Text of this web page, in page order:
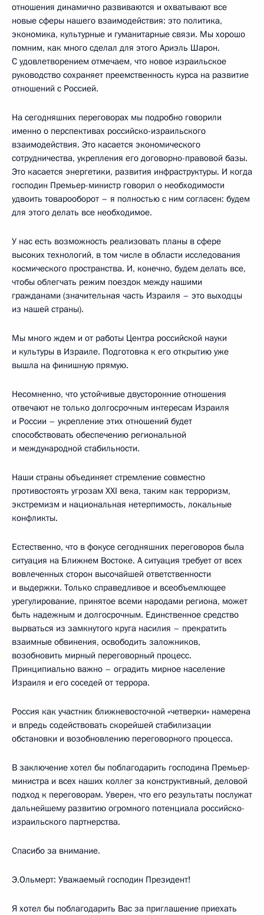
отношения динамично развиваются и охватывают все
новые сферы нашего взаимодействия: это политика,
экономика, культурные и гуманитарные связи. Мы хорошо
помним, как много сделал для этого Ариэль Шарон.
С удовлетворением отмечаем, что новое израильское
руководство сохраняет преемственность курса на развитие
отношений с Россией.
На сегодняшних переговорах мы подробно говорили
именно о перспективах российско-израильского
взаимодействия. Это касается экономического
сотрудничества, укрепления его договорно-правовой базы.
Это касается энергетики, развития инфраструктуры. И когда
господин Премьер-министр говорил о необходимости
удвоить товарооборот – я полностью с ним согласен: будем
для этого делать все необходимое.
У нас есть возможность реализовать планы в сфере
высоких технологий, в том числе в области исследования
космического пространства. И, конечно, будем делать все,
чтобы облегчать режим поездок между нашими
гражданами (значительная часть Израиля – это выходцы
из нашей страны).
Мы много ждем и от работы Центра российской науки
и культуры в Израиле. Подготовка к его открытию уже
вышла на финишную прямую.
Несомненно, что устойчивые двусторонние отношения
отвечают не только долгосрочным интересам Израиля
и России – укрепление этих отношений будет
способствовать обеспечению региональной
и международной стабильности.
Наши страны объединяет стремление совместно
противостоять угрозам XXI века, таким как терроризм,
экстремизм и национальная нетерпимость, локальные
конфликты.
Естественно, что в фокусе сегодняшних переговоров была
ситуация на Ближнем Востоке. А ситуация требует от всех
вовлеченных сторон высочайшей ответственности
и выдержки. Только справедливое и всеобъемлющее
урегулирование, принятое всеми народами региона, может
быть надежным и долгосрочным. Единственное средство
вырваться из замкнутого круга насилия – прекратить
взаимные обвинения, освободить заложников,
возобновить мирный переговорный процесс.
Принципиально важно – оградить мирное население
Израиля и его соседей от террора.
Россия как участник ближневосточной «четверки» намерена
и впредь содействовать скорейшей стабилизации
обстановки и возобновлению переговорного процесса.
В заключение хотел бы поблагодарить господина Премьер-
министра и всех наших коллег за конструктивный, деловой
подход к переговорам. Уверен, что его результаты послужат
дальнейшему развитию огромного потенциала российско-
израильского партнерства.
Спасибо за внимание.
Э.Ольмерт: Уважаемый господин Президент!
Я хотел бы поблагодарить Вас за приглашение приехать